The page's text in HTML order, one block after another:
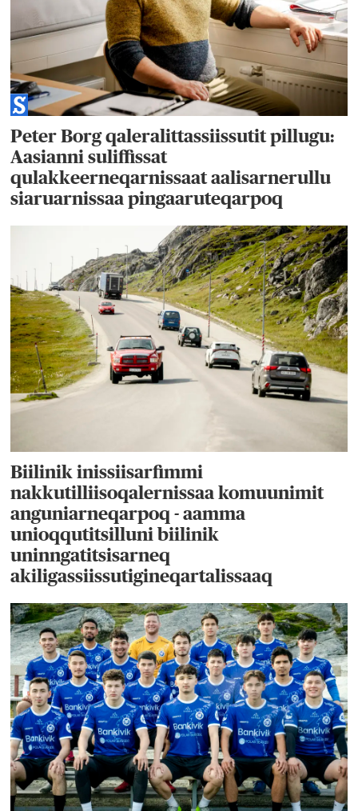
Peter Borg qaleralittassiissutit pillugu:
Aasianni suliffissat
qulakkeerneqarnissaat aalisarnerullu
siaruarnissaa pingaaruteqarpoq
Biilinik inissiisarfimmi
nakkutilliisoqalernissaa komuunimit
anguniarneqarpoq - aamma
unioqqutitsilluni biilinik
uninngatitsisarneq
akiligassiissutigineqartalissaaq